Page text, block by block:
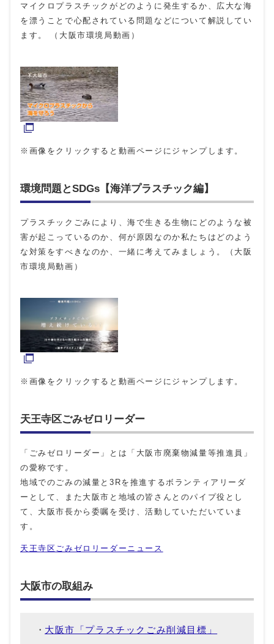
マイクロプラスチックがどのように発生するか、広大な海
を漂うことで心配されている問題などについて解説してい
ます。 （大阪市環境局動画）
※画像をクリックすると動画ページにジャンプします。
環境問題とSDGs【海洋プラスチック編】
プラスチックごみにより、海で生きる生物にどのような被
害が起こっているのか、何が原因なのか私たちはどのよう
な対策をすべきなのか、一緒に考えてみましょう。（大阪
市環境局動画）
※画像をクリックすると動画ページにジャンプします。
天王寺区ごみゼロリーダー
「ごみゼロリーダー」とは「大阪市廃棄物減量等推進員」
の愛称です。
地域でのごみの減量と3Rを推進するボランティアリーダ
ーとして、また大阪市と地域の皆さんとのパイプ役とし
て、大阪市長から委嘱を受け、活動していただいていま
す。
天王寺区ごみゼロリーダーニュース
大阪市の取組み
大阪市「プラスチックごみ削減目標」